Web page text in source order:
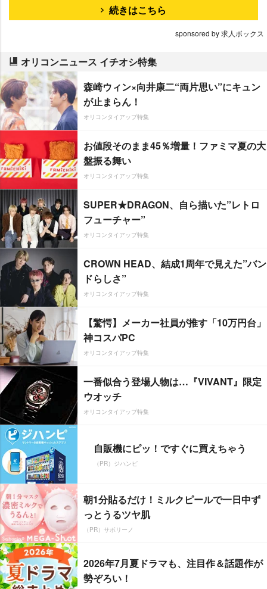
続きはこちら
sponsored by 求人ボックス
オリコンニュース イチオシ特集
森崎ウィン×向井康二“両片思い”にキュン
が止まらん！
オリコンタイアップ特集
お値段そのまま45％増量！ファミマ夏の大
盤振る舞い
オリコンタイアップ特集
SUPER★DRAGON、自ら描いた”レトロ
フューチャー”
オリコンタイアップ特集
CROWN HEAD、結成1周年で見えた”バン
ドらしさ”
オリコンタイアップ特集
【驚愕】メーカー社員が推す「10万円台」
神コスパPC
オリコンタイアップ特集
一番似合う登場人物は…『VIVANT』限定
ウオッチ
オリコンタイアップ特集
自販機にピッ！ですぐに買えちゃう
（PR）ジハンピ
朝1分貼るだけ！ミルクピールで一日中ず
っとうるツヤ肌
（PR）サボリーノ
2026年7月夏ドラマも、注目作＆話題作が
勢ぞろい！